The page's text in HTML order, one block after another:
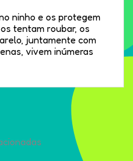
ninho e os protegem
tentam roubar, os
juntamente com
vivem inúmeras